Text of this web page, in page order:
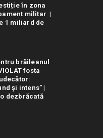
în zona
militar |
1 miliard de
brăileanul
fosta
și intens” |
dezbrăcată